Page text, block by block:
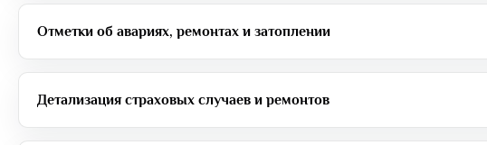
Отметки об авариях, ремонтах и затоплении
Детализация страховых случаев и ремонтов